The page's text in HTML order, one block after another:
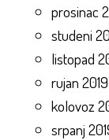
prosinac
studeni
listopad
rujan 2019
kolovoz
srpanj